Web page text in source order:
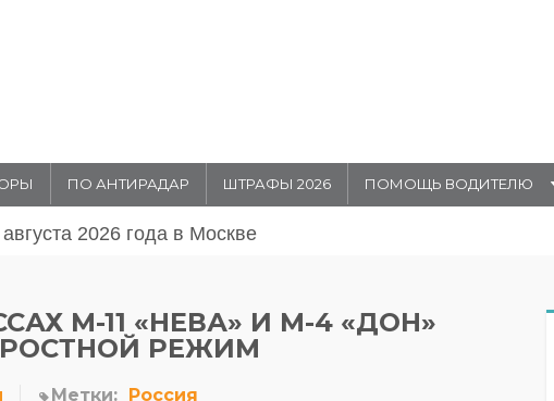
ПО АНТИРАДАР ШТРАФЫ 2026 ПОМОЩЬ ВОДИТЕЛЮ
и 1 августа 20026 года в Москве
М-11 «НЕВА» И М-4 «ДОН»
РЕЖИМ
Метки: Россия